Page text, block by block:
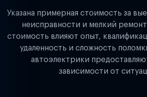
Указана примерная стоимость за
неисправности и мелкий
стоимость влияют опыт,
удаленность и сложность
автоэлектрики
зависимости от